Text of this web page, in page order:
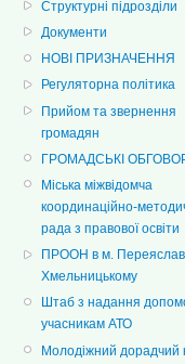
Структурні підрозділи
Документи
НОВІ ПРИЗНАЧЕННЯ
Регуляторна політика
Прийом та звернення
громадян
ГРОМАДСЬКІ
Міська міжвідомча
координаційно-
рада з правової освіти
ПРООН в м.
Хмельницькому
Штаб з надання
учасникам АТО
Молодіжний дорадчий